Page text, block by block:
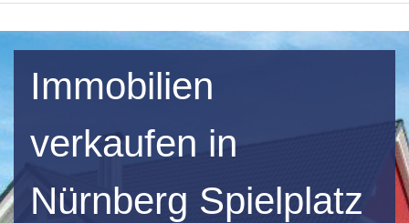
Immobilien
verkaufen in
Nürnberg Spielplatz